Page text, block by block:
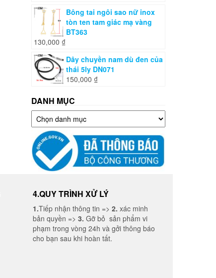
Bông tai ngôi sao nữ inox
tòn ten tam giác mạ vàng
BT363
130,000 ₫
Dây chuyền nam dù đen của
thái 5ly DN071
150,000 ₫
DANH MỤC
Danh
mục
4.QUY TRÌNH XỬ LÝ
1.Tiếp nhận thông tin => 2. xác minh
bản quyền => 3. Gỡ bỏ sản phẩm vi
phạm trong vòng 24h và gởi thông báo
cho bạn sau khi hoàn tất.